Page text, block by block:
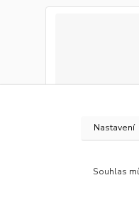
Nastavení
Souhlas